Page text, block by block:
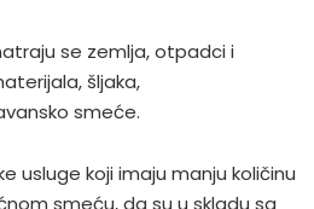
se zemlja, otpadci i
šljaka,
smeće.
usluge koji imaju manju količinu
smeću, da su u skladu sa